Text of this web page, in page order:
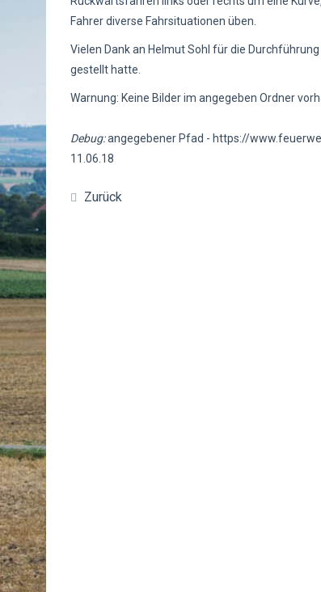
Fahrer diverse Fahrsituationen üben.
Vielen Dank an Helmut Sohl für die
gestellt hatte.
Warnung: Keine Bilder im angegeben Ordner
Debug:angegebener Pfad - https://
11.06.18
Zurück